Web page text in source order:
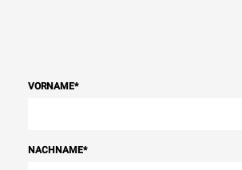
VORNAME*
NACHNAME*